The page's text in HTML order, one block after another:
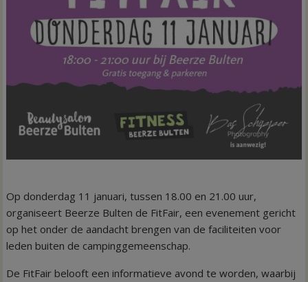
Op donderdag 11 januari, tussen 18.00 en 21.00 uur,
organiseert Beerze Bulten de FitFair, een evenement gericht
op het onder de aandacht brengen van de faciliteiten voor
leden buiten de campinggemeenschap.
De FitFair belooft een informatieve avond te worden, waarbij